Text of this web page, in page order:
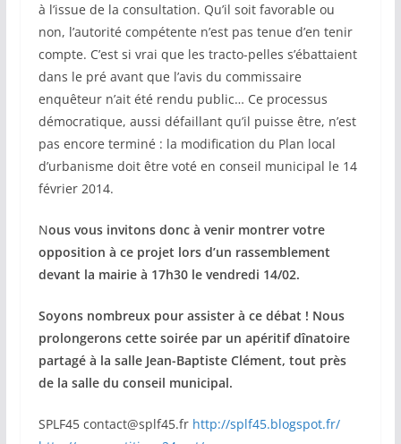
à l’issue de la consultation. Qu’il soit favorable ou
non, l’autorité compétente n’est pas tenue d’en tenir
compte. C’est si vrai que les tracto-pelles s’ébattaient
dans le pré avant que l’avis du commissaire
enquêteur n’ait été rendu public… Ce processus
démocratique, aussi défaillant qu’il puisse être, n’est
pas encore terminé : la modification du Plan local
d’urbanisme doit être voté en conseil municipal le 14
février 2014.
Nous vous invitons donc à venir montrer votre
opposition à ce projet lors d’un rassemblement
devant la mairie à 17h30 le vendredi 14/02.
Soyons nombreux pour assister à ce débat ! Nous
prolongerons cette soirée par un apéritif dînatoire
partagé à la salle Jean-Baptiste Clément, tout près
de la salle du conseil municipal.
SPLF45 contact@splf45.fr http://splf45.blogspot.fr/